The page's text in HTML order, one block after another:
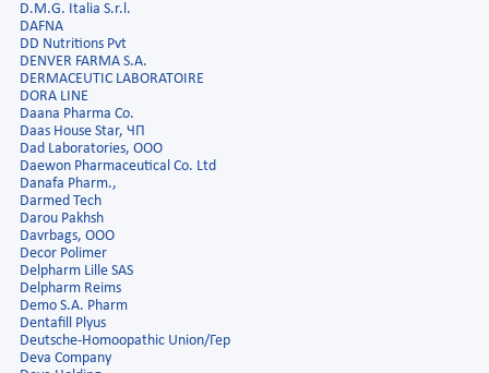
D.M.G. Italia S.r.l.
DAFNA
DD Nutritions Pvt
DENVER FARMA S.A.
DERMACEUTIC LABORATOIRE
DORA LINE
Daana Pharma Co.
Daas House Star, ЧП
Dad Laboratories, ООО
Daewon Pharmaceutical Co. Ltd
Danafa Pharm.,
Darmed Tech
Darou Pakhsh
Davrbags, ООО
Decor Polimer
Delpharm Lille SAS
Delpharm Reims
Demo S.A. Pharm
Dentafill Plyus
Deutsche-Homoopathic Union/Гер
Deva Company